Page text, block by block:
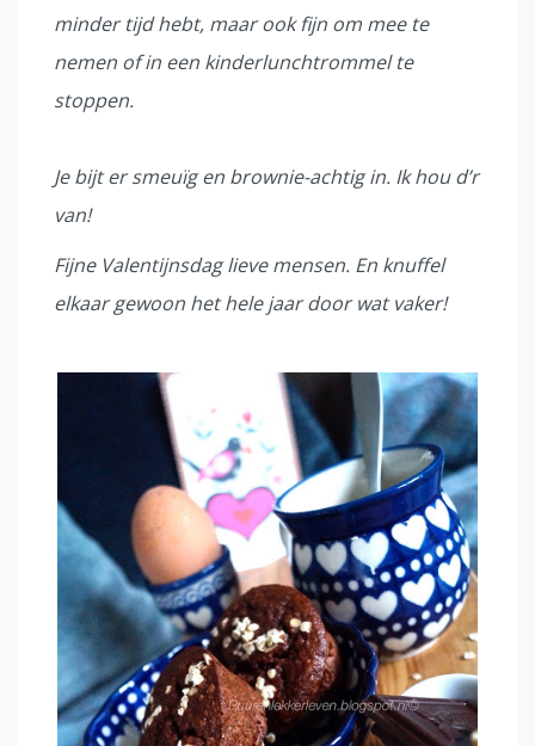
minder tijd hebt, maar ook fijn om mee te
nemen of in een kinderlunchtrommel te
stoppen.
Je bijt er smeuïg en brownie-achtig in. Ik hou d’r
van!
Fijne Valentijnsdag lieve mensen. En knuffel
elkaar gewoon het hele jaar door wat vaker!